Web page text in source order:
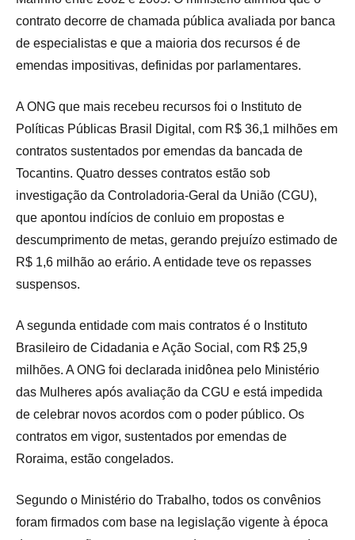
contrato decorre de chamada pública avaliada por banca
de especialistas e que a maioria dos recursos é de
emendas impositivas, definidas por parlamentares.
A ONG que mais recebeu recursos foi o Instituto de
Políticas Públicas Brasil Digital, com R$ 36,1 milhões em
contratos sustentados por emendas da bancada de
Tocantins. Quatro desses contratos estão sob
investigação da Controladoria-Geral da União (CGU),
que apontou indícios de conluio em propostas e
descumprimento de metas, gerando prejuízo estimado de
R$ 1,6 milhão ao erário. A entidade teve os repasses
suspensos.
A segunda entidade com mais contratos é o Instituto
Brasileiro de Cidadania e Ação Social, com R$ 25,9
milhões. A ONG foi declarada inidônea pelo Ministério
das Mulheres após avaliação da CGU e está impedida
de celebrar novos acordos com o poder público. Os
contratos em vigor, sustentados por emendas de
Roraima, estão congelados.
Segundo o Ministério do Trabalho, todos os convênios
foram firmados com base na legislação vigente à época